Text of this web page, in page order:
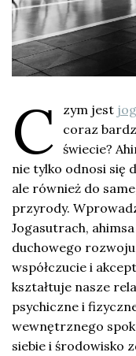
C zym jest
coraz
świecie?
nie tylko odnosi się
ale również do
przyrody.
Jogasutrach,
duchowego
współczucie i
kształtuje nasze
psychiczne i
wewnętrznego
siebie i środowisko